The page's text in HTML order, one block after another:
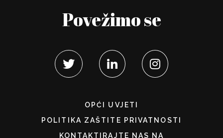
Povežimo se
OPĆI UVJETI
POLITIKA ZAŠTITE PRIVATNOSTI
KONTAKTIRAJTE NAS NA